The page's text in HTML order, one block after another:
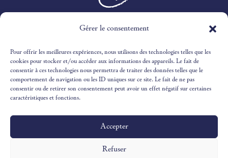
Gérer le consentement
Pour offrir les meilleures expériences, nous utilisons des technologies telles que les
cookies pour stocker et/ou accéder aux informations des appareils. Le fait de
consentir à ces technologies nous permettra de traiter des données telles que le
comportement de navigation ou les ID uniques sur ce site. Le fait de ne pas
consentir ou de retirer son consentement peut avoir un effet négatif sur certaines
caractéristiques et fonctions.
Accepter
Refuser
3 RTE DES MARINES,
04 66 51 51 65
RECEPTION@OUSTAUCAMARGUEN.COM
Design & Illustrations par©Victoria Ivaldy Studio
Développement par©Pantastic Studio